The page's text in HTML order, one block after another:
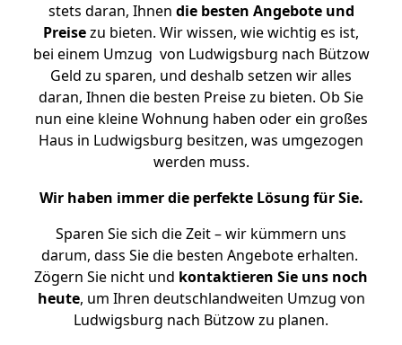
stets daran, Ihnen die besten Angebote und
Preisezu bieten. Wir wissen, wie wichtig es ist,
bei einem Umzug von Ludwigsburg nach Bützow
Geld zu sparen, und deshalb setzen wir alles
daran, Ihnen die besten Preise zu bieten. Ob Sie
nun eine kleine Wohnung haben oder ein großes
Haus in Ludwigsburg besitzen, was umgezogen
werden muss.
Wir haben immer die perfekte Lösung für Sie.
Sparen Sie sich die Zeit – wir kümmern uns
darum, dass Sie die besten Angebote erhalten.
Zögern Sie nicht und kontaktieren Sie uns noch
heute, um Ihren deutschlandweiten Umzug von
Ludwigsburg nach Bützow zu planen.